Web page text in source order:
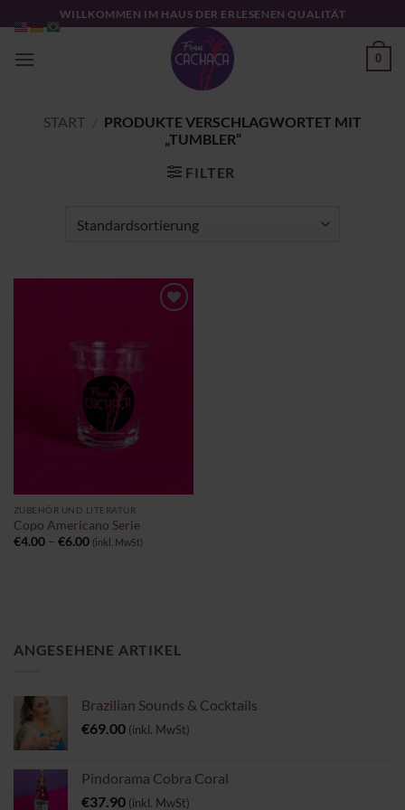
Inhalt
springen
WILLKOMMEN IM HAUS DER ERLESENEN QUALITÄT
0
START
PRODUKTE VERSCHLAGWORTET MIT
„TUMBLER“
FILTER
ZUBEHÖR UND LITERATUR
Copo Americano Serie
€4.00 – €6.00Preisspanne:
(inkl. MwSt)
ANGESEHENE ARTIKEL
Brazilian Sounds & Cocktails
€69.00 (inkl. MwSt)
Pindorama Cobra Coral
€37.90 (inkl. MwSt)